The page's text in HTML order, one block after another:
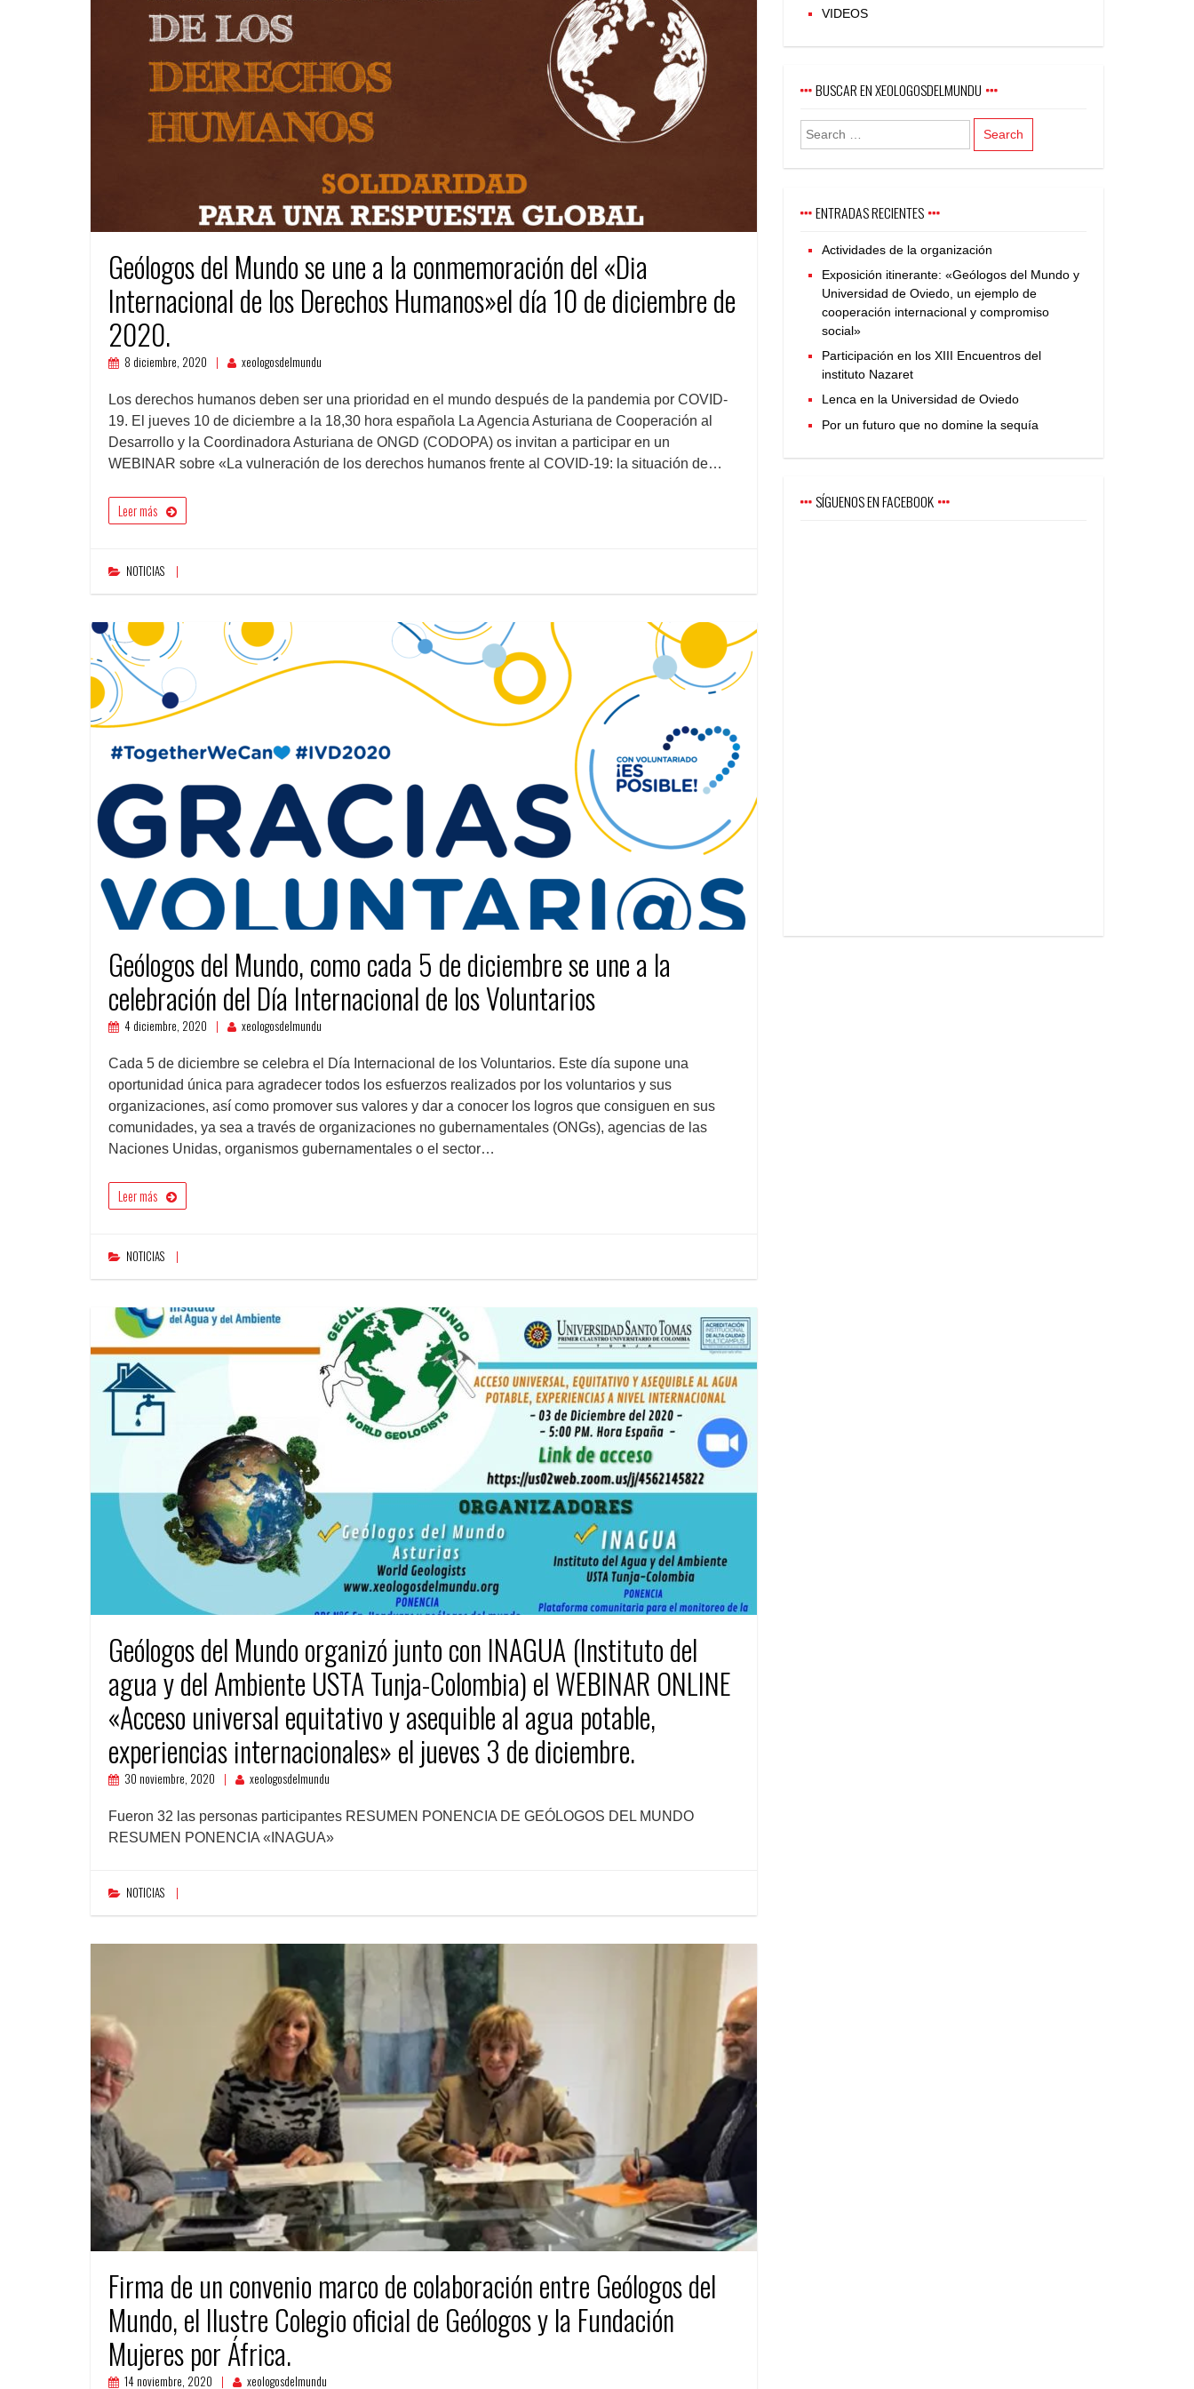
Geólogos del Mundo se une a la conmemoración del «Dia
Internacional de los Derechos Humanos»el día 10 de diciembre de
2020.
8 diciembre, 2020 xeologosdelmundu
Los derechos humanos deben ser una prioridad en el mundo después de la pandemia por COVID-
19. El jueves 10 de diciembre a la 18,30 hora española La Agencia Asturiana de Cooperación al
Desarrollo y la Coordinadora Asturiana de ONGD (CODOPA) os invitan a participar en un
WEBINAR sobre «La vulneración de los derechos humanos frente al COVID-19: la situación de…
Leer más
NOTICIAS
Geólogos del Mundo, como cada 5 de diciembre se une a la
celebración del Día Internacional de los Voluntarios
4 diciembre, 2020 xeologosdelmundu
Cada 5 de diciembre se celebra el Día Internacional de los Voluntarios. Este día supone una
oportunidad única para agradecer todos los esfuerzos realizados por los voluntarios y sus
organizaciones, así como promover sus valores y dar a conocer los logros que consiguen en sus
comunidades, ya sea a través de organizaciones no gubernamentales (ONGs), agencias de las
Naciones Unidas, organismos gubernamentales o el sector…
Leer más
NOTICIAS
Geólogos del Mundo organizó junto con INAGUA (Instituto del
agua y del Ambiente USTA Tunja-Colombia) el WEBINAR ONLINE
«Acceso universal equitativo y asequible al agua potable,
experiencias internacionales» el jueves 3 de diciembre.
30 noviembre, 2020 xeologosdelmundu
Fueron 32 las personas participantes RESUMEN PONENCIA DE GEÓLOGOS DEL MUNDO
RESUMEN PONENCIA «INAGUA»
NOTICIAS
Firma de un convenio marco de colaboración entre Geólogos del
Mundo, el Ilustre Colegio oficial de Geólogos y la Fundación
Mujeres por África.
14 noviembre, 2020 xeologosdelmundu
VIDEOS
BUSCAR EN XEOLOGOSDELMUNDU
ENTRADAS RECIENTES
Actividades de la organización
Exposición itinerante: «Geólogos del Mundo y
Universidad de Oviedo, un ejemplo de
cooperación internacional y compromiso
social»
Participación en los XIII Encuentros del
instituto Nazaret
Lenca en la Universidad de Oviedo
Por un futuro que no domine la sequía
SÍGUENOS EN FACEBOOK